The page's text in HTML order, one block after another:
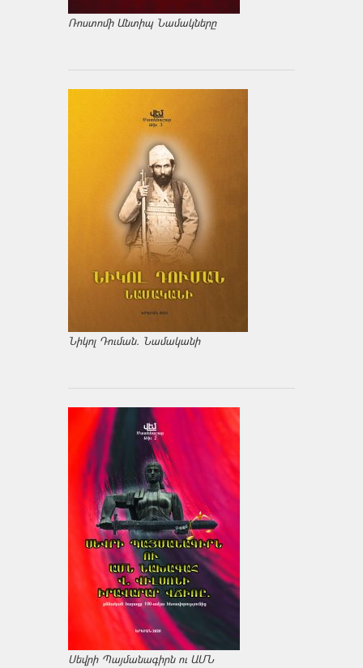
Ռոստոմի Անտիպ Նամակները
Նիկոլ Դուման. Նամականի
Սեվրի Պայմանագիրն ու ԱՄՆ